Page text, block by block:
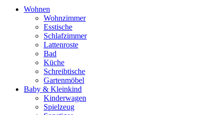
Wohnen
Wohnzimmer
Esstische
Schlafzimmer
Lattenroste
Bad
Küche
Schreibtische
Gartenmöbel
Baby & Kleinkind
Kinderwagen
Spielzeug